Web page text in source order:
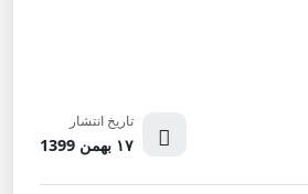
تاریخ انتشار
۱۷ بهمن 1399